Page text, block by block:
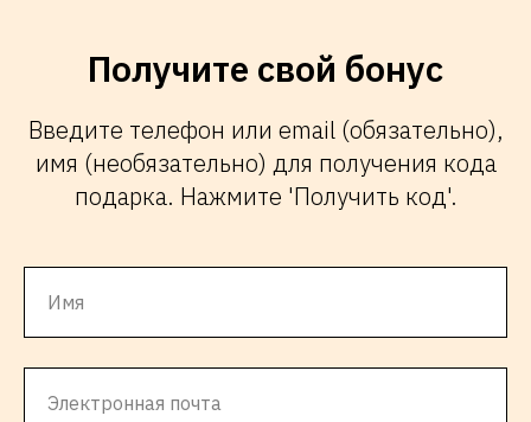
Получите свой бонус
Введите телефон или email (обязательно),
имя (необязательно) для получения кода
подарка. Нажмите 'Получить код'.
Имя
Электронная почта